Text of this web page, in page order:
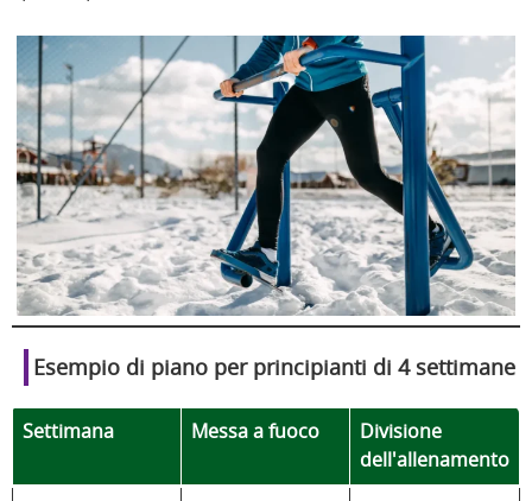
Esempio di piano per principianti di 4 settimane
Settimana Messa a fuoco
Divisione
dell'allenamento